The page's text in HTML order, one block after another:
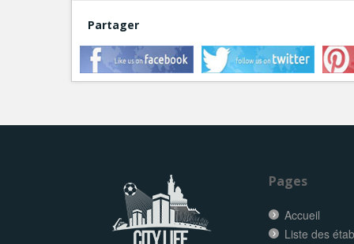
Partager
Pages
Accueil
Liste des